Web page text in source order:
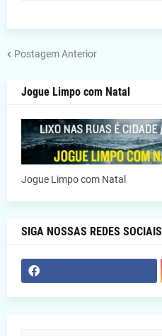
Postagem Anterior
Jogue Limpo com Natal
Jogue Limpo com Natal
SIGA NOSSAS REDES SOCIAIS